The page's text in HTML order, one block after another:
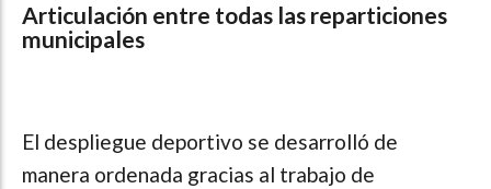
Articulación entre todas las reparticiones
municipales
El despliegue deportivo se desarrolló de
manera ordenada gracias al trabajo de